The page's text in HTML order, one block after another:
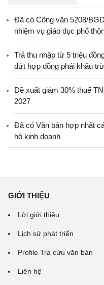
Đã có Công văn 5208/
nhiệm vụ giáo dục phổ
Trả thu nhập từ 5 triệu
dứt hợp đồng phải khấu
Đề xuất giảm 30% thuế
2027
Đã có Văn bản hợp nhất
hộ kinh doanh
GIỚI THIỆU
Lời giới thiệu
Lịch sử phát triển
Profile Tra cứu văn bản
Liên hệ